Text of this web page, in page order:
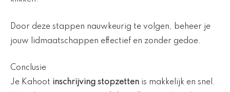
Door deze stappen nauwkeurig te volgen, beheer je
jouw lidmaatschappen effectief en zonder gedoe.
Conclusie
Je Kahoot inschrijving stopzetten is makkelijk en snel.